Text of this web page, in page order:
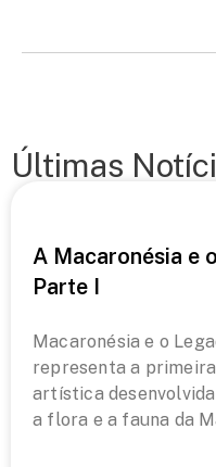
Últimas
A Macaronésia e
Parte I
Macaronésia e o
representa a
artística
a flora e a fauna da